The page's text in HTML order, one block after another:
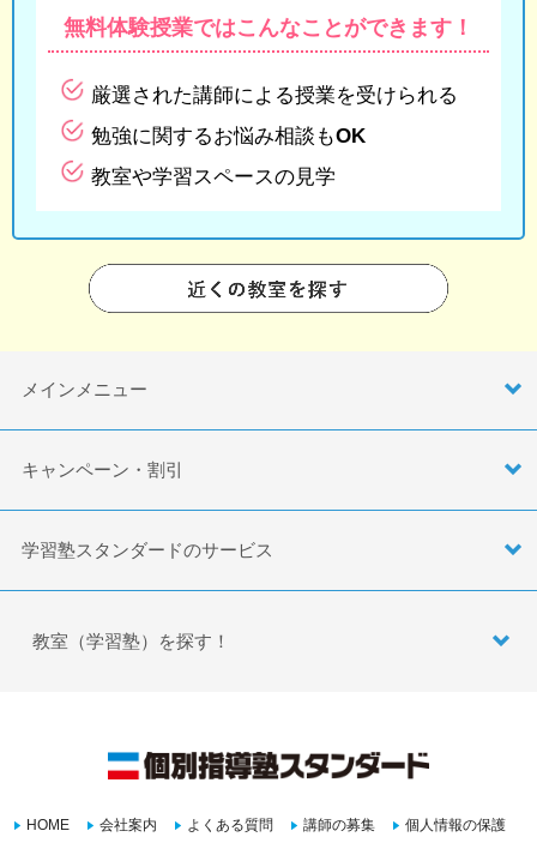
無料体験授業ではこんなことができます！
厳選された講師による授業を受けられる
勉強に関するお悩み相談もOK
教室や学習スペースの見学
メインメニュー
キャンペーン・割引
学習塾スタンダードのサービス
教室（学習塾）を探す！
HOME 会社案内 よくある質問 講師の募集 個人情報の保護